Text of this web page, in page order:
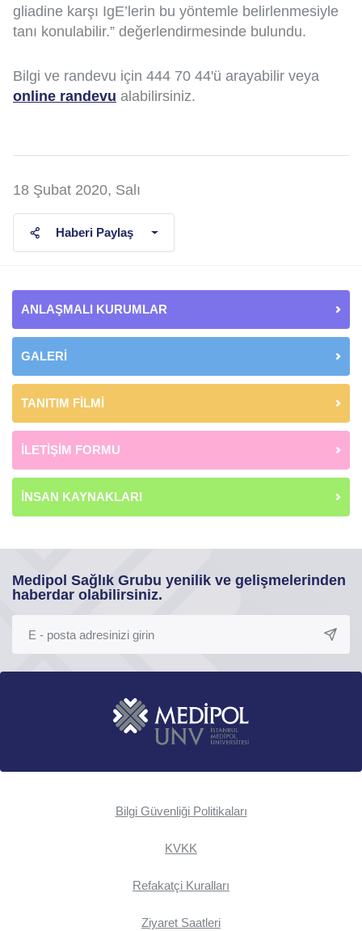
gliadine karşı IgE’lerin bu yöntemle belirlenmesiyle
tanı konulabilir.” değerlendirmesinde bulundu.
Bilgi ve randevu için 444 70 44'ü arayabilir veya
online randevu alabilirsiniz.
18 Şubat 2020, Salı
Haberi Paylaş
ANLAŞMALI KURUMLAR
GALERİ
TANITIM FİLMİ
İLETİŞİM FORMU
İNSAN KAYNAKLARI
Medipol Sağlık Grubu yenilik ve gelişmelerinden
haberdar olabilirsiniz.
Bilgi Güvenliği Politikaları
KVKK
Refakatçi Kuralları
Ziyaret Saatleri